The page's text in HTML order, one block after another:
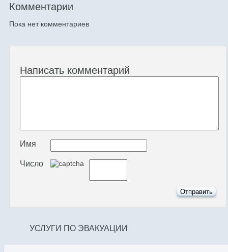
Комментарии
Пока нет комментариев
Написать комментарий
Имя
Число
УСЛУГИ ПО ЭВАКУАЦИИ